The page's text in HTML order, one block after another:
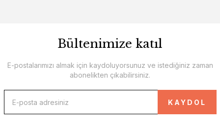
Bültenimize katıl
E-postalarımızı almak için kaydoluyorsunuz ve istediğiniz zaman
abonelikten çıkabilirsiniz.
KAYDOL